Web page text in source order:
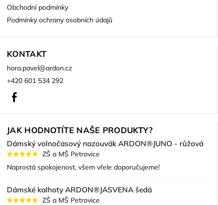
Obchodní podmínky
Podmínky ochrany osobních údajů
KONTAKT
hora.pavel@ardon.cz
+420 601 534 292
JAK HODNOTÍTE NAŠE PRODUKTY?
Dámský volnočasový nazouvák ARDON®JUNO - růžová
ZŠ a MŠ Petrovice
Naprostá spokojenost, všem vřele doporučujeme!
Dámské kalhoty ARDON®JASVENA šedá
ZŠ a MŠ Petrovice